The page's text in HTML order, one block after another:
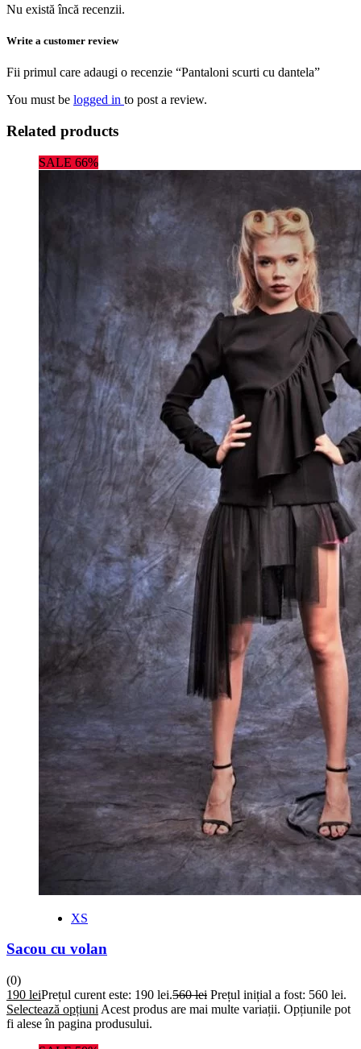
Nu există încă recenzii.
Write a customer review
Fii primul care adaugi o recenzie “Pantaloni scurti cu dantela”
You must be logged in to post a review.
Related products
SALE 66%
XS
Sacou cu volan
(0)
190 leiPrețul curent este: 190 lei.560lei Prețul inițial a fost: 560 lei.
Selectează opțiuni Acest produs are mai multe variații. Opțiunile pot
fi alese în pagina produsului.